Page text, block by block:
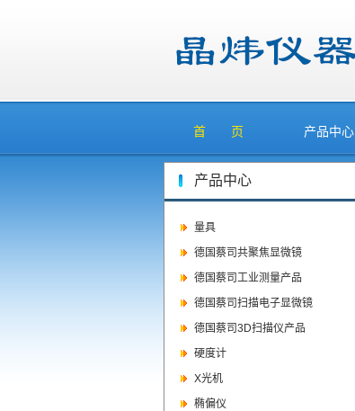
首 页 产品中心
产品中心
量具
德国蔡司共聚焦显微镜
德国蔡司工业测量产品
德国蔡司扫描电子显微镜
德国蔡司3D扫描仪产品
硬度计
X光机
椭偏仪